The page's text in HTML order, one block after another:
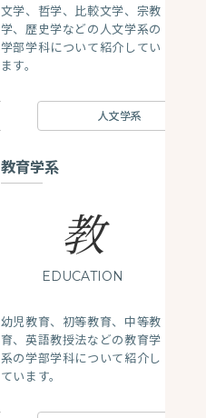
文学、哲学、比較文学、宗教
学、歴史学などの人文学系の
学部学科について紹介してい
ます。
人文学系
教育学系
教
EDUCATION
幼児教育、初等教育、中等教
育、英語教授法などの教育学
系の学部学科について紹介し
ています。